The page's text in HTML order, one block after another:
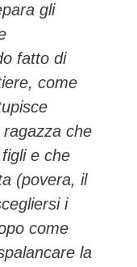
gli
fatto di
come
che
e che
(povera, il
i
come
la